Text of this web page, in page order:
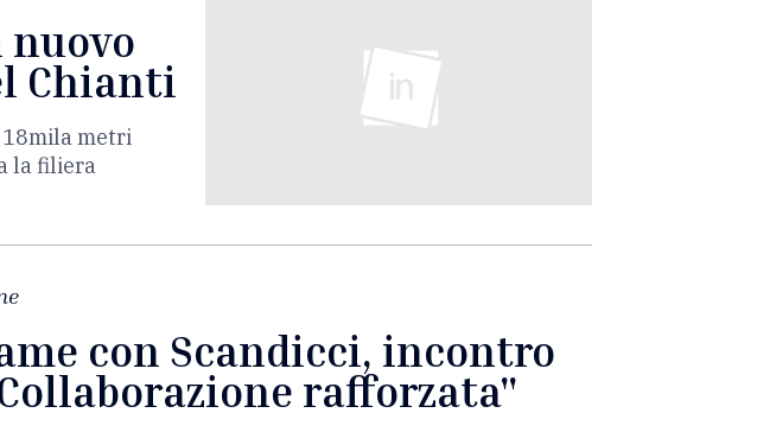
nuovo
Chianti
metri
la filiera
con Scandicci, incontro
rafforzata"